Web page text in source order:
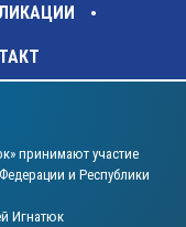
принимают участие
и Республики
Игнатюк